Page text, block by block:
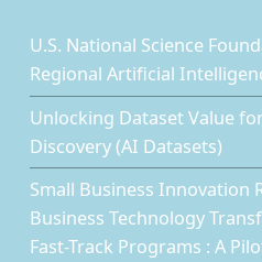
U.S. National Science
Regional Artificial
Unlocking Dataset Value
Discovery (AI Datasets)
Small Business Innovation
Business Technology
Fast-Track Programs : A